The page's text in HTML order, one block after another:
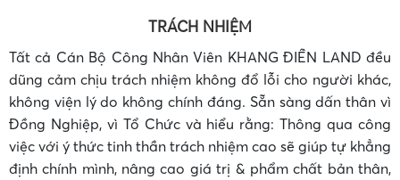
•
TRÁCH NHIỆM
Tất cả Cán Bộ Công Nhân Viên KHANG ĐIỀN LAND đều
dũng cảm chịu trách nhiệm không đổ lỗi cho người khác,
không viện lý do không chính đáng. Sẵn sàng dấn thân vì
Đồng Nghiệp, vì Tổ Chức và hiểu rằng: Thông qua công
việc với ý thức tinh thần trách nhiệm cao sẽ giúp tự khẳng
định chính mình, nâng cao giá trị & phẩm chất bản thân,